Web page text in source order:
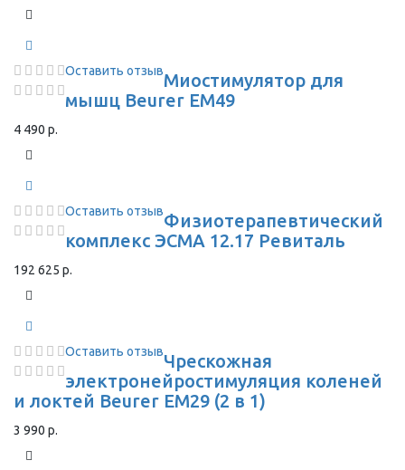
Оставить отзывМиостимулятор для
мышц Beurer EM49
4 490 р.
Оставить отзывФизиотерапевтический
комплекс ЭСМА 12.17 Ревиталь
192 625 р.
Оставить отзывЧрескожная
электронейростимуляция коленей
и локтей Beurer EM29 (2 в 1)
3 990 р.